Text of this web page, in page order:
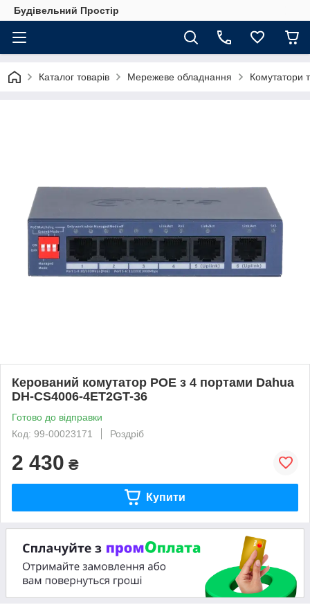
Будівельний Простір
Каталог товарів Мережеве обладнання Комутатори
Керований комутатор POE з 4 портами Dahua
DH-CS4006-4ET2GT-36
Готово до відправки
Код: 99-00023171
Роздріб
2 430 ₴
Купити